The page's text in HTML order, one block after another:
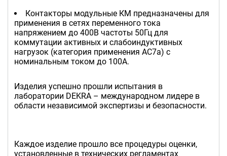
Контакторы модульные КМ предназначены для
применения в сетях переменного тока
напряжением до 400В частоты 50Гц для
коммутации активных и слабоиндуктивных
нагрузок (категория применения АС7а) с
номинальным током до 100А.
Изделия успешно прошли испытания в
лаборатории DEKRA – международном лидере в
области независимой экспертизы и безопасности.
Каждое изделие прошло все процедуры оценки,
установленные в технических регламентах